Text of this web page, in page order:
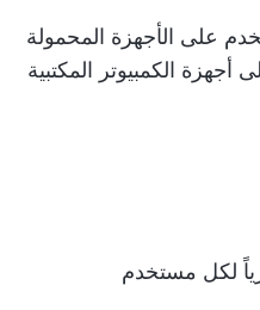
على الأجهزة المحمولة
الكمبيوتر المكتبية